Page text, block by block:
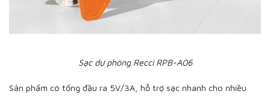
Sạc dự phòng Recci RPB-A06
Sản phẩm có tổng đầu ra 5V/3A, hỗ trợ sạc nhanh cho nhiều